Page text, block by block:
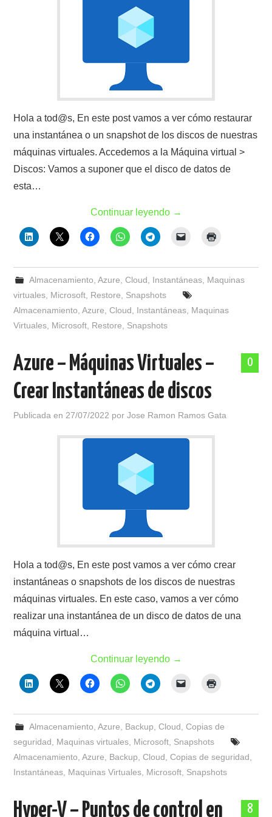
Hola a tod@s, En este post vamos a ver cómo restaurar
una instantánea o un snapshot de los discos de nuestras
máquinas virtuales. Accedemos a la Máquina virtual >
Discos: Vamos a suponer que el disco de datos de
esta…
Continuar leyendo →
Almacenamiento Azure Cloud Instantáneas, Maquinas
virtuales Microsoft Restore
Snapshots
Almacenamiento ,Azure ,Cloud Instantáneas Maquinas
Virtuales Microsoft Restore Snapshots
0
Azure – Máquinas Virtuales –
Crear Instantáneas de discos
Publicada en 27/07/2022 porJose Ramon Ramos Gata
Hola a tod@s, En este post vamos a ver cómo crear
instantáneas o snapshots de los discos de nuestras
máquinas virtuales. En este caso, vamos a ver cómo
realizar una instantánea de un disco de datos de una
máquina virtual…
Continuar leyendo →
Almacenamiento Azure Backup Cloud Copias de
seguridad
Maquinas virtuales Microsoft Snapshots
Almacenamiento ,Azure Backup ,Cloud ,Copias de seguridad
Instantáneas Maquinas Virtuales Microsoft Snapshots
8
Hyper-V – Puntos de control en